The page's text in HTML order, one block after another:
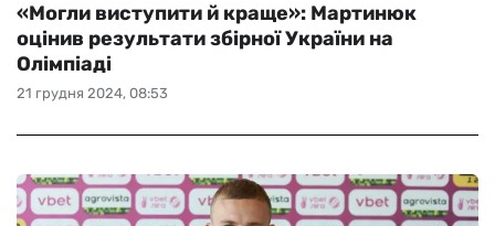
21 грудня 2024, 08:53
«Могли виступити й краще»: Мартинюк
оцінив результати збірної України на
Олімпіаді